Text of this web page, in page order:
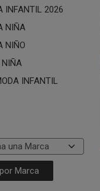
INFANTIL 2026
NIÑA
NIÑO
NIÑA
INFANTIL